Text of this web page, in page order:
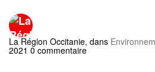
La Région Occitanie, dans
2021 0 commentaire